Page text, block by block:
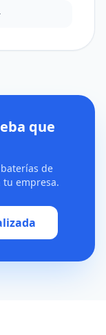
que
de
empresa.